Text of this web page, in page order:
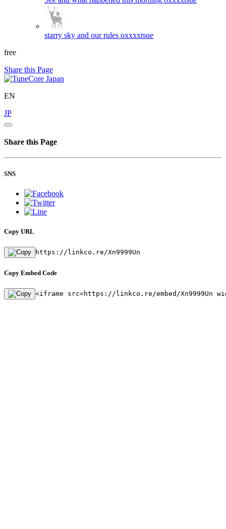
starry sky and our rules oxxxxtsue
free
Share this Page
EN
JP
Share this Page
SNS
Copy URL
https://linkco.re/Xn9999Un
Copy Embed Code
<iframe src=https://linkco.re/embed/Xn9999Un